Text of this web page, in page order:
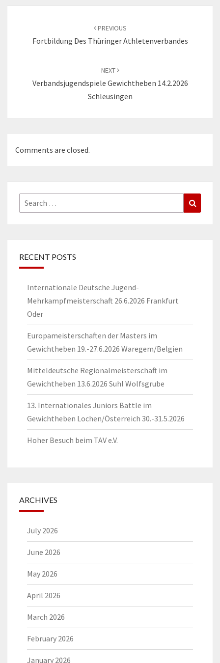
PREVIOUS
Fortbildung Des Thüringer Athletenverbandes
NEXT
Verbandsjugendspiele Gewichtheben 14.2.2026
Schleusingen
Comments are closed.
Search
for:
RECENT POSTS
Internationale Deutsche Jugend-
Mehrkampfmeisterschaft 26.6.2026 Frankfurt
Oder
Europameisterschaften der Masters im
Gewichtheben 19.-27.6.2026 Waregem/Belgien
Mitteldeutsche Regionalmeisterschaft im
Gewichtheben 13.6.2026 Suhl Wolfsgrube
13. Internationales Juniors Battle im
Gewichtheben Lochen/Österreich 30.-31.5.2026
Hoher Besuch beim TAV e.V.
ARCHIVES
July 2026
June 2026
May 2026
April 2026
March 2026
February 2026
January 2026